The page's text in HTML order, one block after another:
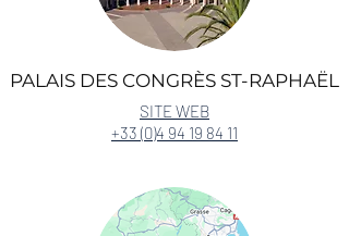
PALAIS DES CONGRÈS ST-RAPHAËL
SITE WEB
+33 (0)4 94 19 84 11